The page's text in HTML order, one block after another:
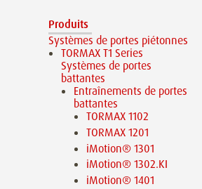
Produits
Systèmes de portes piétonnes
TORMAX T1 Series
Systèmes de portes
battantes
Entraînements de portes
battantes
TORMAX 1102
TORMAX 1201
iMotion® 1301
iMotion® 1302.KI
iMotion® 1401